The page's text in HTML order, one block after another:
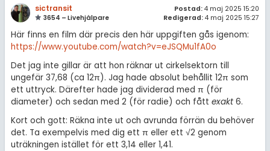
sictransit
3654 – Livehjälpare
Postad: 4 maj 2025 15:20
Redigerad: 4 maj 2025 15:27
Här finns en film där precis den här uppgiften gås igenom:
https://www.youtube.com/watch?v=eJSQMu1fA0o
Det jag inte gillar är att hon räknar ut cirkelsektorn till
ungefär 37,68 (ca 12π). Jag hade absolut behållit 12π som
ett uttryck. Därefter hade jag dividerad med π (för
diameter) och sedan med 2 (för radie) och fått exakt6.
Kort och gott: Räkna inte ut och avrunda förrän du behöver
det. Ta exempelvis med dig ett π eller ett √2 genom
uträkningen istället för ett 3,14 eller 1,41.